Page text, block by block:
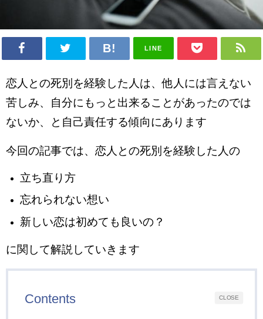
LINE
恋人との死別を経験した人は、他人には言えない
苦しみ、自分にもっと出来ることがあったのでは
ないか、と自己責任する傾向にあります
今回の記事では、恋人との死別を経験した人の
立ち直り方
忘れられない想い
新しい恋は初めても良いの？
に関して解説していきます
CLOSE
Contents